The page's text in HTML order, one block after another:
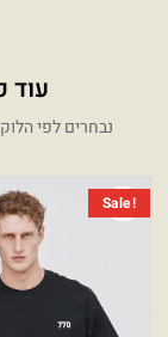
עוד
נבחרים לפי
Sale!